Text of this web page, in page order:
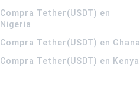
Compra Tether(USDT) en
Nigeria
Compra Tether(USDT) en Ghana
Compra Tether(USDT) en Kenya